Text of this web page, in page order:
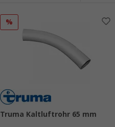
%
Truma Kaltluftrohr 65 mm